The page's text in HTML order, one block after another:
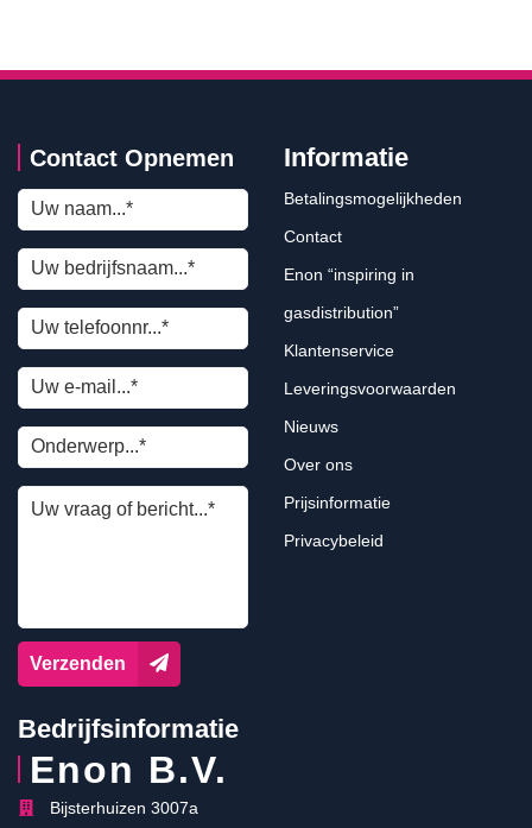
Contact Opnemen
Verzenden
Informatie
Betalingsmogelijkheden
Contact
Enon “inspiring in
gasdistribution”
Klantenservice
Leveringsvoorwaarden
Nieuws
Over ons
Prijsinformatie
Privacybeleid
Bedrijfsinformatie
Enon B.V.
Bijsterhuizen 3007a